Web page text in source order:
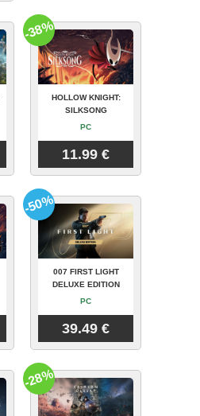
HOLLOW KNIGHT:
SILKSONG
PC
11.99 €
-38%
007 FIRST LIGHT
DELUXE EDITION
PC
39.49 €
-50%
-28%